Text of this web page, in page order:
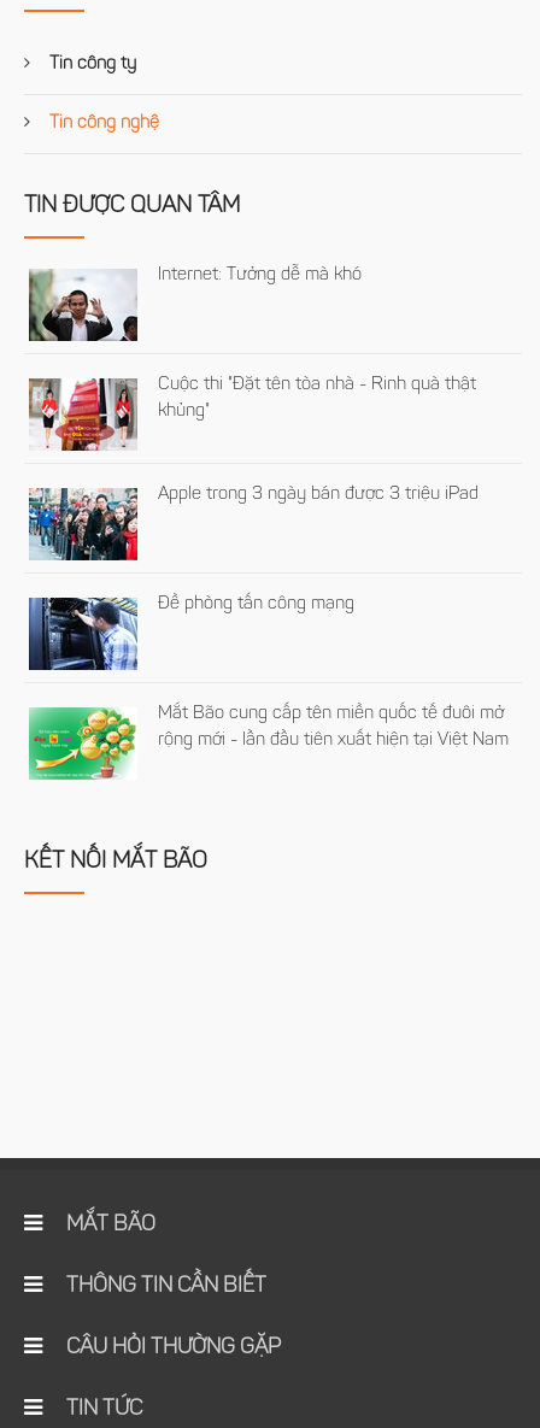
Tin công ty
Tin công nghệ
TIN ĐƯỢC QUAN TÂM
Internet: Tưởng dễ mà khó
Cuộc thi "Đặt tên tòa nhà - Rinh quà thật
khủng"
Apple trong 3 ngày bán được 3 triệu iPad
Đề phòng tấn công mạng
Mắt Bão cung cấp tên miền quốc tế đuôi mở
rộng mới - lần đầu tiên xuất hiện tại Việt Nam
KẾT NỐI MẮT BÃO
MẮT BÃO
THÔNG TIN CẦN BIẾT
CÂU HỎI THƯỜNG GẶP
TIN TỨC